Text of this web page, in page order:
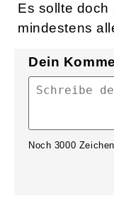
Es sollte doch
mindestens
Dein
Noch 3000